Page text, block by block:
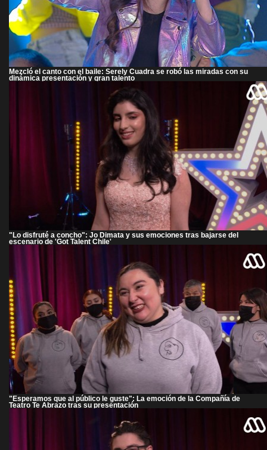
Mezcló el canto con el baile: Serely Cuadra se robó las miradas con su
dinámica presentación y gran talento
"Lo disfruté a concho": Jo Dimata y sus emociones tras bajarse del
escenario de 'Got Talent Chile'
"Esperamos que al público le guste": La emoción de la Compañía de
Teatro Te Abrazo tras su presentación